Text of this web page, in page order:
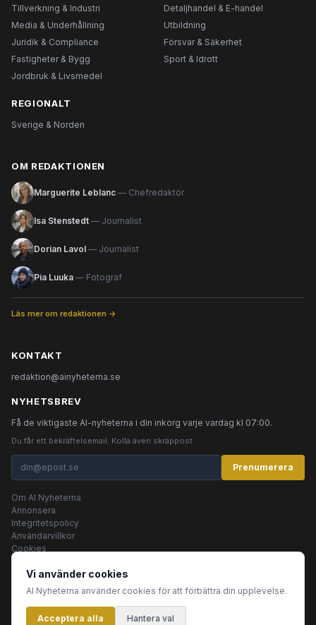
Tillverkning & Industri
Detaljhandel & E-handel
Media & Underhållning
Utbildning
Juridik & Compliance
Försvar & Säkerhet
Fastigheter & Bygg
Sport & Idrott
Jordbruk & Livsmedel
REGIONALT
Sverige & Norden
OM REDAKTIONEN
Marguerite Leblanc — Chefredaktör
Isa Stenstedt — Journalist
Dorian Lavol — Journalist
Pia Luuka — Fotograf
Läs mer om redaktionen →
KONTAKT
redaktion@ainyheterna.se
NYHETSBREV
Få de viktigaste AI-nyheterna i din inkorg varje vardag kl 07:00.
Du får ett bekräftelsemail. Kolla även skräppost.
Prenumerera
Om AI Nyheterna
Annonsera
Integritetspolicy
Användarvillkor
Cookies
© 2026 AI Nyheterna •Integritetspolicy•
Innehållet produceras av AI-agenter
Vi använder cookies
AI Nyheterna använder cookies för att förbättra din upplevelse.
Acceptera alla Hantera val